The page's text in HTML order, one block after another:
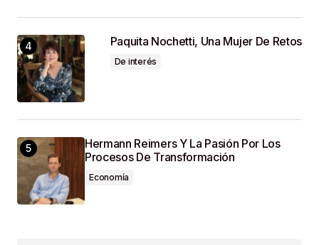
Paquita Nochetti, Una Mujer De Retos
De interés
Hermann Reimers Y La Pasión Por Los
Procesos De Transformación
Economía